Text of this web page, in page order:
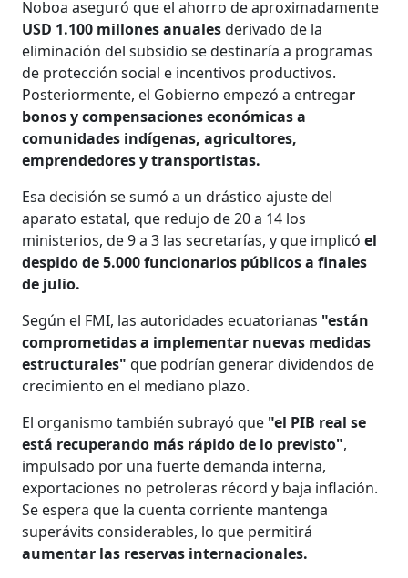
Noboa aseguró que el ahorro de aproximadamente
USD 1.100 millones anualesderivado de la
eliminación del subsidio se destinaría a programas
de protección social e incentivos productivos.
Posteriormente, el Gobierno empezó a entregar
bonos y compensaciones económicas a
comunidades indígenas, agricultores,
emprendedores y transportistas.
Esa decisión se sumó a un drástico ajuste del
aparato estatal, que redujo de 20 a 14 los
ministerios, de 9 a 3 las secretarías, y que implicóel
despido de 5.000 funcionarios públicos a finales
de julio.
Según el FMI, las autoridades ecuatorianas "están
comprometidas a implementar nuevas medidas
estructurales" que podrían generar dividendos de
crecimiento en el mediano plazo.
El organismo también subrayó que "el PIB real se
está recuperando más rápido de lo previsto",
impulsado por una fuerte demanda interna,
exportaciones no petroleras récord y baja inflación.
Se espera que la cuenta corriente mantenga
superávits considerables, lo que permitirá
aumentar las reservas internacionales.